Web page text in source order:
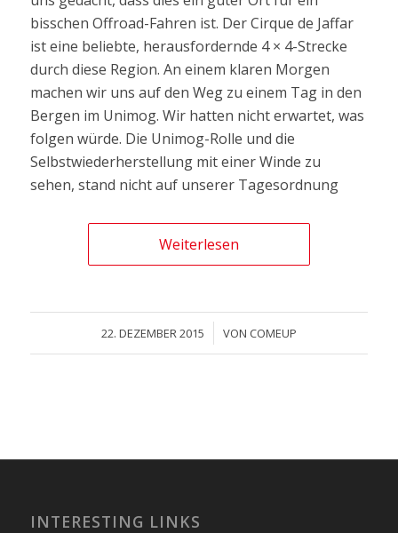
bisschen Offroad-Fahren ist. Der Cirque de Jaffar
ist eine beliebte, herausfordernde 4 × 4-Strecke
durch diese Region. An einem klaren Morgen
machen wir uns auf den Weg zu einem Tag in den
Bergen im Unimog. Wir hatten nicht erwartet, was
folgen würde. Die Unimog-Rolle und die
Selbstwiederherstellung mit einer Winde zu
sehen, stand nicht auf unserer Tagesordnung
Weiterlesen
22. DEZEMBER 2015
/ VON COMEUP
INTERESTING LINKS